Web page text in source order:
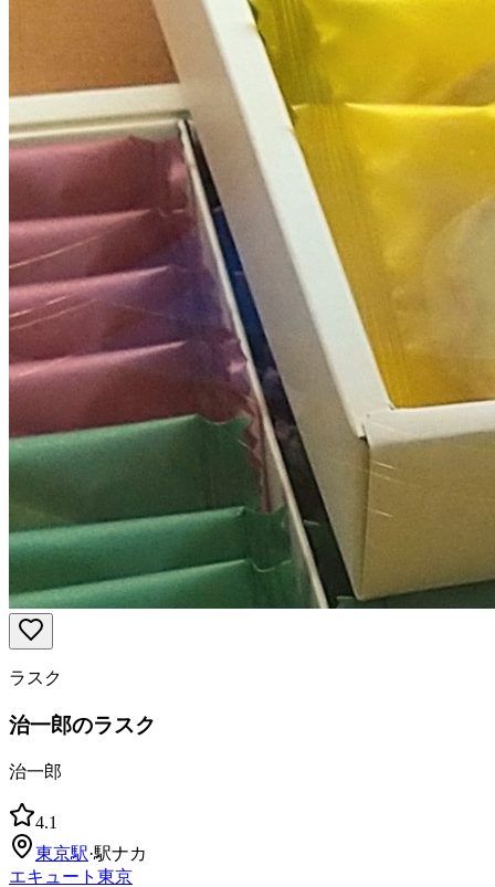
ラスク
治一郎のラスク
治一郎
4.1
東京駅·駅ナカ
エキュート東京